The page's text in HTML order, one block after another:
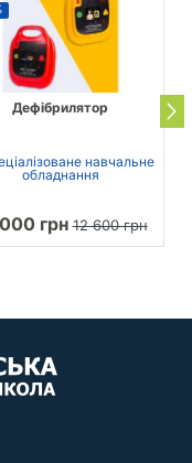
Дефібрилятор
навчальне
обладнання
грн12 600 грн